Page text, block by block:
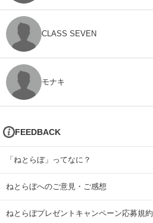
CLASS SEVEN
モナキ
FEEDBACK
「ねとらぼ」ってなに？
ねとらぼへのご意見・ご感想
ねとらぼプレゼントキャンペーン応募規約